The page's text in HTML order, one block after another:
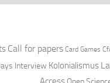
Call for papers Card Games
Interview Kolonialismus
Open